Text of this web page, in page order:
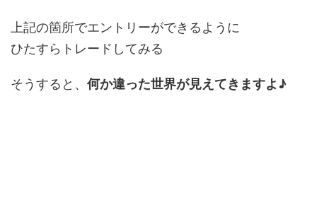
上記の箇所でエントリーができるように
ひたすらトレードしてみる
そうすると、 何か違った世界が見えてきますよ♪